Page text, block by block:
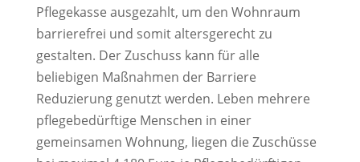
Pflegekasse ausgezahlt, um den Wohnraum
barrierefrei und somit altersgerecht zu
gestalten. Der Zuschuss kann für alle
beliebigen Maßnahmen der Barriere
Reduzierung genutzt werden. Leben mehrere
pflegebedürftige Menschen in einer
gemeinsamen Wohnung, liegen die Zuschüsse